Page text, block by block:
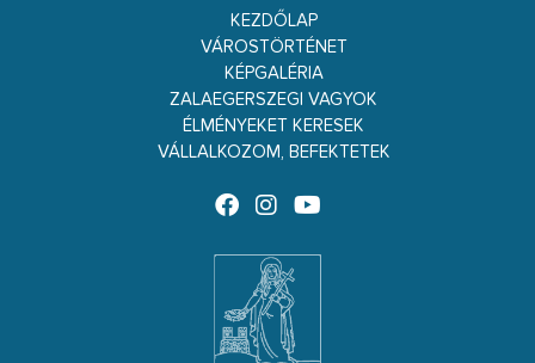
KEZDŐLAP
VÁROSTÖRTÉNET
KÉPGALÉRIA
ZALAEGERSZEGI VAGYOK
ÉLMÉNYEKET KERESEK
VÁLLALKOZOM, BEFEKTETEK